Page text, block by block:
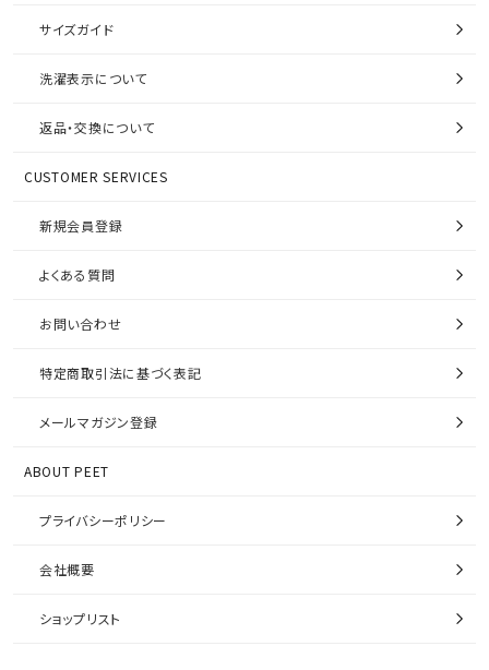
サイズガイド
洗濯表示について
返品・交換について
CUSTOMER SERVICES
新規会員登録
よくある質問
お問い合わせ
特定商取引法に基づく表記
メールマガジン登録
ABOUT PEET
プライバシーポリシー
会社概要
ショップリスト